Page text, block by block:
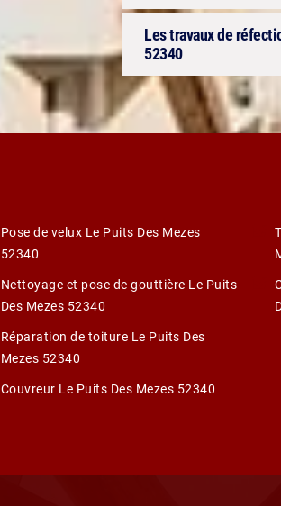
Les travaux de
52340
Pose de velux Le Puits Des Mezes
52340
Nettoyage et pose de gouttière Le Puits
Des Mezes 52340
Réparation de toiture Le Puits Des
Mezes 52340
Couvreur Le Puits Des Mezes 52340